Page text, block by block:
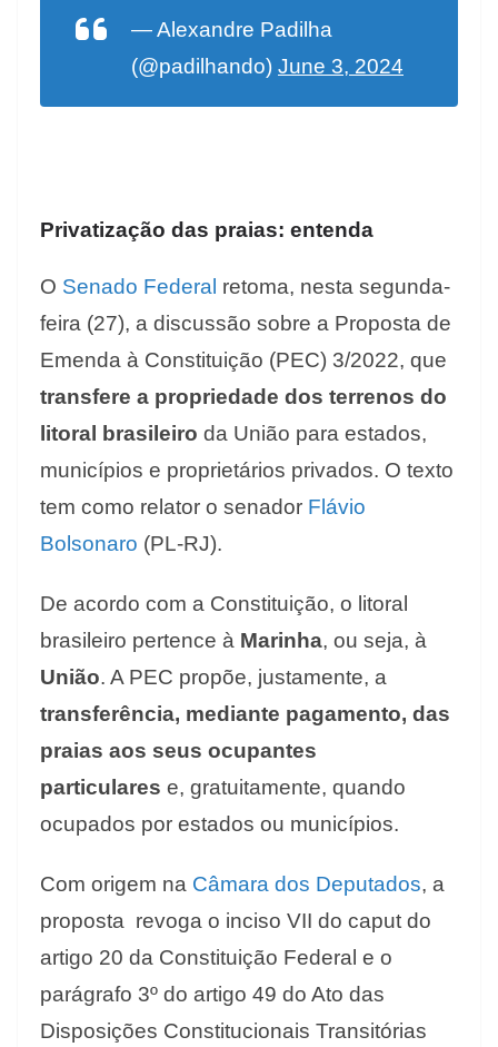
— Alexandre Padilha
(@padilhando) June 3, 2024
Privatização das praias: entenda
O Senado Federal retoma, nesta segunda-
feira (27), a discussão sobre a Proposta de
Emenda à Constituição (PEC) 3/2022, que
transfere a propriedade dos terrenos do
litoral brasileiro da União para estados,
municípios e proprietários privados. O texto
tem como relator o senador Flávio
Bolsonaro (PL-RJ).
De acordo com a Constituição, o litoral
brasileiro pertence à Marinha, ou seja, à
União. A PEC propõe, justamente, a
transferência, mediante pagamento, das
praias aos seus ocupantes
particulares e, gratuitamente, quando
ocupados por estados ou municípios.
Com origem na Câmara dos Deputados, a
proposta revoga o inciso VII do caput do
artigo 20 da Constituição Federal e o
parágrafo 3º do artigo 49 do Ato das
Disposições Constitucionais Transitórias